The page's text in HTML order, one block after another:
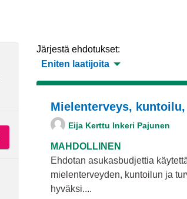
Järjestä ehdotukset:
Eniten laatijoita
Mielenterveys,
Eija Kerttu Inkeri Pajunen
MAHDOLLINEN
Ehdotan asukasbudjettia
mielenterveyden, kuntoilun ja
hyväksi....